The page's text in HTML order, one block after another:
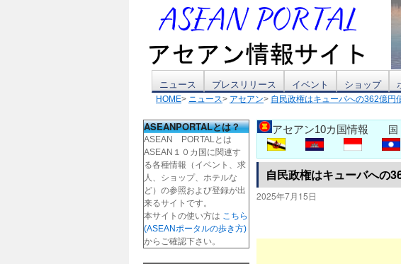
テ
ン
ツ
へ
ス
ニュース プレスリリース イベント ショップ
HOME> ニュース> アセアン> 自民政権はキューバへの362億円
アセアン10カ国情報 国・
自民政権はキューバへの
2025年7月15日
ASEANPORTALとは？
ASEAN PORTALとは
ASEAN１０カ国に関連す
る各種情報（イベント、求
人、ショップ、ホテルな
ど）の参照および登録が出
来るサイトです。
本サイトの使い方は こちら
(ASEANポータルの歩き方)
からご確認下さい。